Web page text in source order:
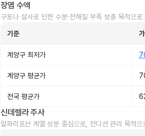
장염 수액
구토나 설사로 인한 수분·전해질 부족 보충 목적으
기준
계양구 최저가
계양구 평균가
전국 평균가
신데렐라 주사
알파리포산 계열 성분 중심으로, 컨디션 관리 목적으